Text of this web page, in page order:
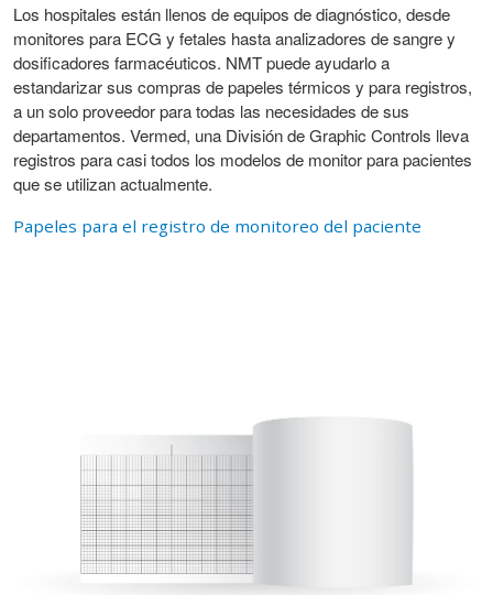
Los hospitales están llenos de equipos de diagnóstico, desde
monitores para ECG y fetales hasta analizadores de sangre y
dosificadores farmacéuticos. NMT puede ayudarlo a
estandarizar sus compras de papeles térmicos y para registros,
a un solo proveedor para todas las necesidades de sus
departamentos. Vermed, una División de Graphic Controls lleva
registros para casi todos los modelos de monitor para pacientes
que se utilizan actualmente.
Papeles para el registro de monitoreo del paciente